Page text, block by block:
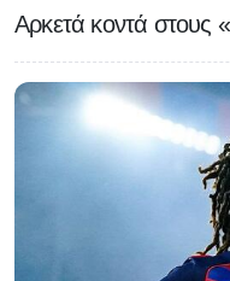
Αρκετά κοντά στους